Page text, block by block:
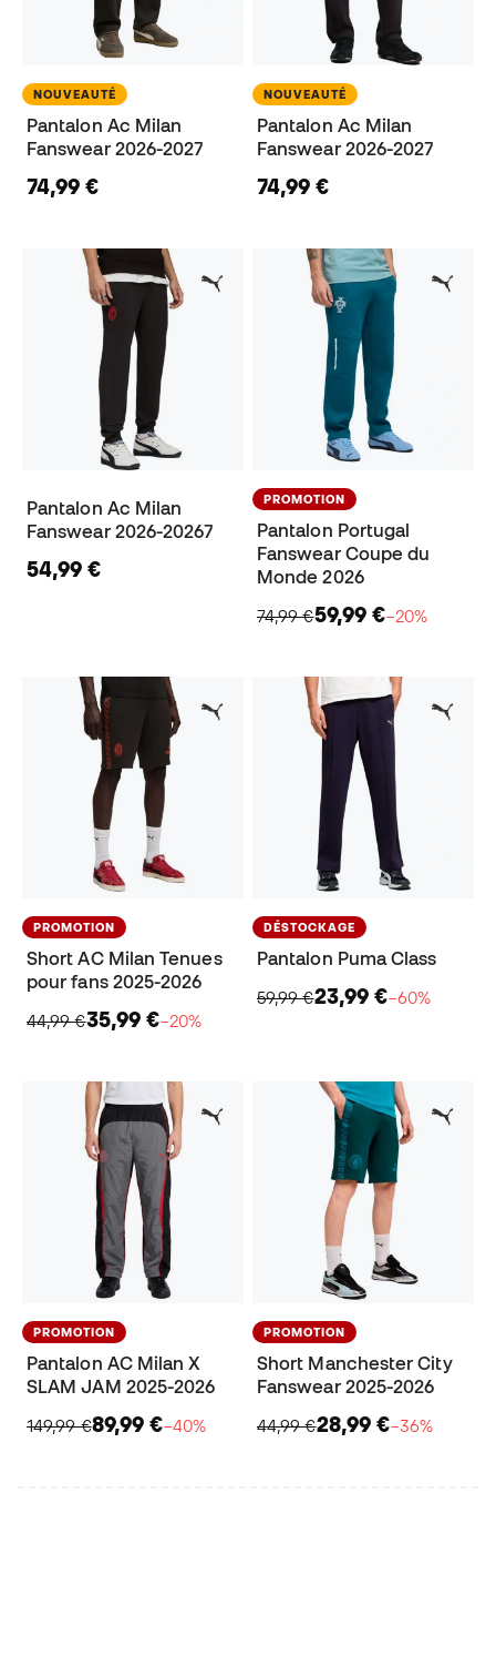
NOUVEAUTÉ
Pantalon Ac Milan
Fanswear 2026-2027
74,99 €
NOUVEAUTÉ
Pantalon Ac Milan
Fanswear 2026-2027
74,99 €
Pantalon Ac Milan
Fanswear 2026-20267
54,99 €
PROMOTION
Pantalon Portugal
Fanswear Coupe du
Monde 2026
74,99 €59,99 €−20%
PROMOTION
Short AC Milan Tenues
pour fans 2025-2026
44,99 €35,99 €−20%
DÉSTOCKAGE
Pantalon Puma Class
59,99 €23,99 €−60%
PROMOTION
Pantalon AC Milan X
SLAM JAM 2025-2026
149,99 €89,99 €−40%
PROMOTION
Short Manchester City
Fanswear 2025-2026
44,99 €28,99 €−36%